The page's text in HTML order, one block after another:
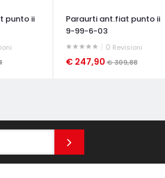
punto ii
Paraurti ant.fiat punto ii
9-99-6-03
0 Revisioni
€ 247,90€ 309,88